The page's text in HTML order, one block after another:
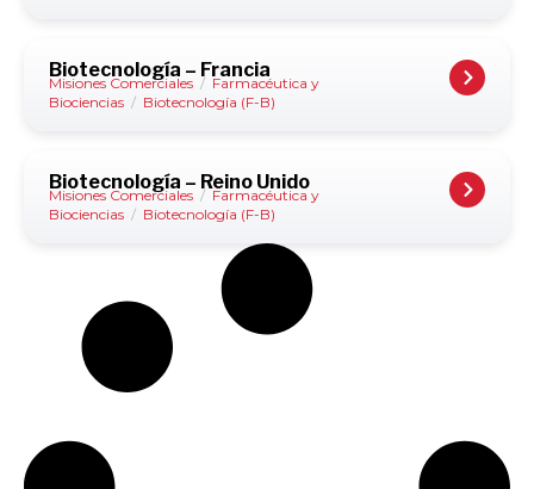
Biotecnología – Francia
Misiones Comerciales / Farmacéutica y
Biociencias / Biotecnología (F-B)
Biotecnología – Reino Unido
Misiones Comerciales / Farmacéutica y
Biociencias / Biotecnología (F-B)